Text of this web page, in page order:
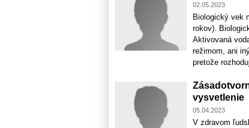
02.05.2023
Biologický vek
rokov).
Aktivovaná
režimom, ani
pretože
vysvetlenie
05.04.2023
V zdravom